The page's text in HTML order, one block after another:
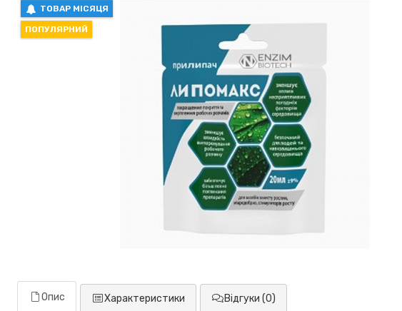
ТОВАР МІСЯЦЯ
ПОПУЛЯРНИЙ
Опис Характеристики Відгуки (0)